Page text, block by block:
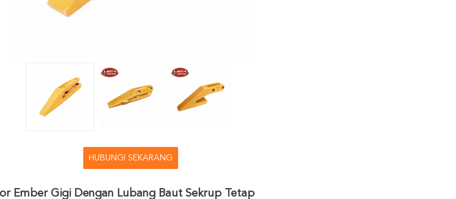
HUBUNGI SEKARANG
Ember Gigi Dengan Lubang Baut Sekrup Tetap